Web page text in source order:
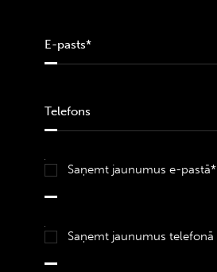
Saņemt jaunumus e-pastā*
Saņemt jaunumus telefonā